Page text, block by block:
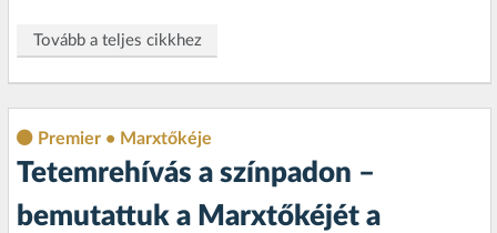
Tovább a teljes cikkhez
Premier • Marxtőkéje
Tetemrehívás a színpadon –
bemutattuk a Marxtőkéjét a